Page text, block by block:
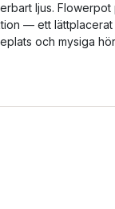
ljus.
— ett
och mysiga